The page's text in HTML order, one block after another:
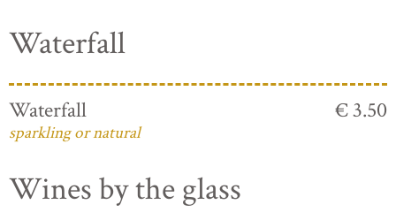
Waterfall
Waterfall
sparkling or natural
€ 3.50
Wines by the glass